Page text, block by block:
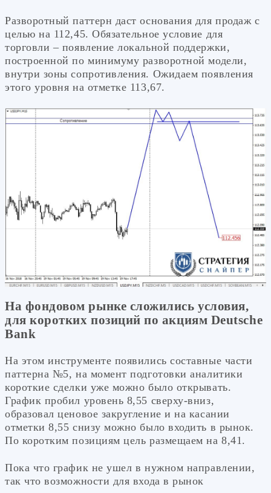
Разворотный паттерн даст основания для продаж с
целью на 112,45. Обязательное условие для
торговли – появление локальной поддержки,
построенной по минимуму разворотной модели,
внутри зоны сопротивления. Ожидаем появления
этого уровня на отметке 113,67.
На фондовом рынке сложились условия,
для коротких позиций по акциям Deutsche
Bank
На этом инструменте появились составные части
паттерна №5, на момент подготовки аналитики
короткие сделки уже можно было открывать.
График пробил уровень 8,55 сверху-вниз,
образовал ценовое закругление и на касании
отметки 8,55 снизу можно было входить в рынок.
По коротким позициям цель размещаем на 8,41.
Пока что график не ушел в нужном направлении,
так что возможности для входа в рынок